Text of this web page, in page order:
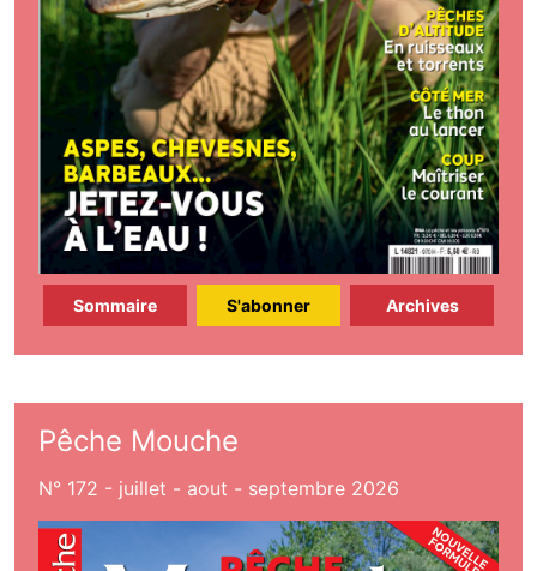
Sommaire S'abonner Archives
Pêche Mouche
N° 172 - juillet - aout - septembre 2026